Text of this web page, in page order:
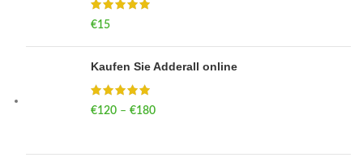
€15
Kaufen Sie Adderall online
€120 – €180